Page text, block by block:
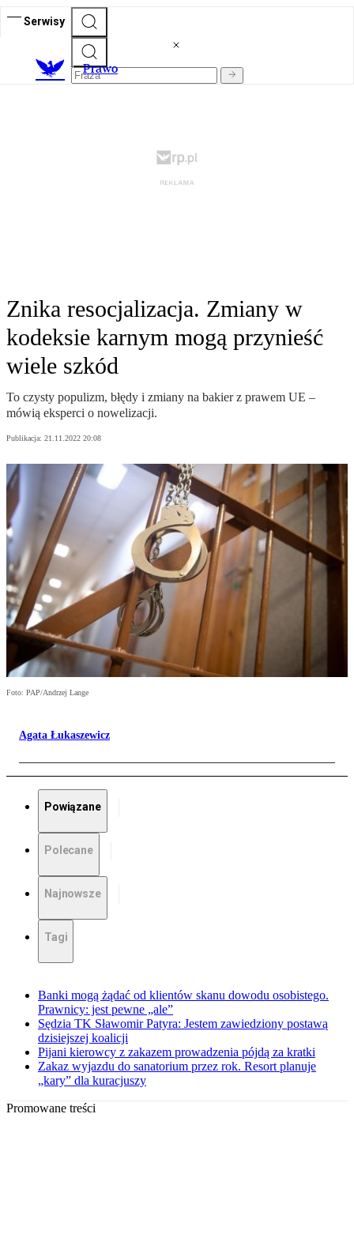
Serwisy
Prawo
Znika resocjalizacja. Zmiany w
kodeksie karnym mogą przynieść
wiele szkód
To czysty populizm, błędy i zmiany na bakier z prawem UE –
mówią eksperci o nowelizacji.
Publikacja: 21.11.2022 20:08
Foto: PAP/Andrzej Lange
Agata Łukaszewicz
Powiązane
Polecane
Najnowsze
Tagi
Banki mogą żądać od klientów skanu dowodu osobistego.
Prawnicy: jest pewne „ale”
Sędzia TK Sławomir Patyra: Jestem zawiedziony postawą
dzisiejszej koalicji
Pijani kierowcy z zakazem prowadzenia pójdą za kratki
Zakaz wyjazdu do sanatorium przez rok. Resort planuje
„kary” dla kuracjuszy
Promowane treści